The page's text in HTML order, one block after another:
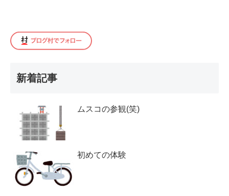
新着記事
ムスコの参観(笑)
初めての体験